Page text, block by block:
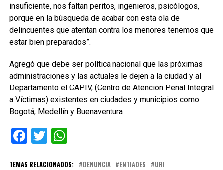
insuficiente, nos faltan peritos, ingenieros, psicólogos,
porque en la búsqueda de acabar con esta ola de
delincuentes que atentan contra los menores tenemos que
estar bien preparados”.
Agregó que debe ser política nacional que las próximas
administraciones y las actuales le dejen a la ciudad y al
Departamento el CAPIV, (Centro de Atención Penal Integral
a Víctimas) existentes en ciudades y municipios como
Bogotá, Medellín y Buenaventura
Facebook
Twitter
TEMAS RELACIONADOS: DENUNCIA ENTIADES URI